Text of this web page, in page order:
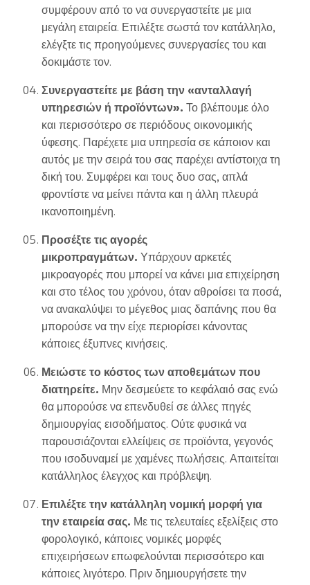
συμφέρουν από το να συνεργαστείτε με μια
μεγάλη εταιρεία. Επιλέξτε σωστά τον κατάλληλο,
ελέγξτε τις προηγούμενες συνεργασίες του και
δοκιμάστε τον.
Συνεργαστείτε με βάση την «ανταλλαγή
υπηρεσιών ή προϊόντων». Το βλέπουμε όλο
και περισσότερο σε περιόδους οικονομικής
ύφεσης. Παρέχετε μια υπηρεσία σε κάποιον και
αυτός με την σειρά του σας παρέχει αντίστοιχα τη
δική του. Συμφέρει και τους δυο σας, απλά
φροντίστε να μείνει πάντα και η άλλη πλευρά
ικανοποιημένη.
Προσέξτε τις αγορές
μικροπραγμάτων. Υπάρχουν αρκετές
μικροαγορές που μπορεί να κάνει μια επιχείρηση
και στο τέλος του χρόνου, όταν αθροίσει τα ποσά,
να ανακαλύψει το μέγεθος μιας δαπάνης που θα
μπορούσε να την είχε περιορίσει κάνοντας
κάποιες έξυπνες κινήσεις.
Μειώστε το κόστος των αποθεμάτων που
διατηρείτε. Μην δεσμεύετε το κεφάλαιό σας ενώ
θα μπορούσε να επενδυθεί σε άλλες πηγές
δημιουργίας εισοδήματος. Ούτε φυσικά να
παρουσιάζονται ελλείψεις σε προϊόντα, γεγονός
που ισοδυναμεί με χαμένες πωλήσεις. Απαιτείται
κατάλληλος έλεγχος και πρόβλεψη.
Επιλέξτε την κατάλληλη νομική μορφή για
την εταιρεία σας. Με τις τελευταίες εξελίξεις στο
φορολογικό, κάποιες νομικές μορφές
επιχειρήσεων επωφελούνται περισσότερο και
κάποιες λιγότερο. Πριν δημιουργήσετε την